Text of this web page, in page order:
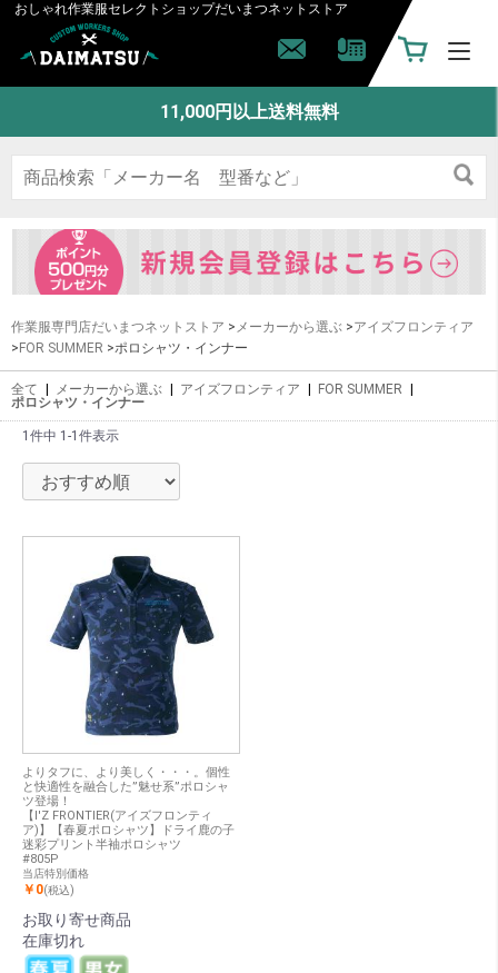
おしゃれ作業服セレクトショップだいまつネットストア
11,000円以上送料無料
作業服専門店だいまつネットストア > メーカーから選ぶ >アイズフロンティア
>FOR SUMMER >ポロシャツ・インナー
全て | メーカーから選ぶ | アイズフロンティア | FOR SUMMER |
ポロシャツ・インナー
1件中 1-1件表示
よりタフに、より美しく・・・。個性
と快適性を融合した”魅せ系”ポロシャ
ツ登場！
【I'Z FRONTIER(アイズフロンティ
ア)】【春夏ポロシャツ】ドライ鹿の子
迷彩プリント半袖ポロシャツ
#805P
当店特別価格
￥0(税込)
お取り寄せ商品
在庫切れ